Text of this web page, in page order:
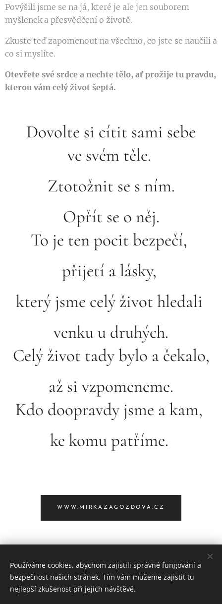
Povýšili jsme se na já, které je ale jen souborem
myšlenek a přesvědčení o životě.
Zkuste teď zapomenout na všechno, co jste se naučili a
co si myslíte.
Otevřete své srdce a nechte tělo, ať prožije tu pravdu,
kterou vám celý život šeptá.
Dovolte si cítit sami sebe
ve svém těle.
Ztotožnit se s ním.
Opřít se o něj.
To je ten pocit bezpečí,
přijetí a lásky,
který jsme celý život hledali
venku u druhých.
Celý život tady bylo a čekalo,
až si vzpomeneme.
Kdo doopravdy jsme a kam,
ke komu patříme.
WWW.MIRKAZAGOZDOVA.CZ
Tělo je Bohem
Používáme cookies, abychom zajistili správné fungování a
bezpečnost našich stránek. Tím vám můžeme zajistit tu
nejlepší zkušenost při jejich návštěvě.